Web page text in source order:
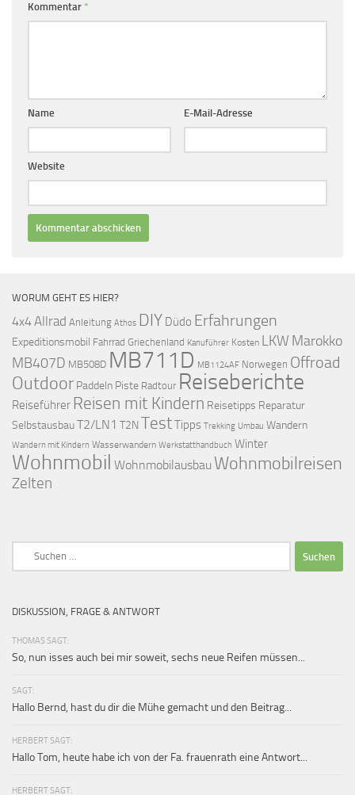
Kommentar *
Name E-Mail-Adresse
Website
WORUM GEHT ES HIER?
4x4Allrad Anleitung Athos DIY Düdo Erfahrungen
Expeditionsmobil Fahrrad Griechenland Kanuführer Kosten LKW Marokko
MB407D MB508D MB711D MB1124AF Norwegen Offroad
Outdoor Paddeln Piste Radtour Reiseberichte
Reiseführer Reisen mit Kindern Reisetipps Reparatur
SelbstausbauT2/LN1 T2N TestTipps Trekking Umbau Wandern
Wandern mit Kindern Wasserwandern Werkstatthandbuch Winter
Wohnmobil Wohnmobilausbau Wohnmobilreisen
Zelten
Suchen
nach:
DISKUSSION, FRAGE & ANTWORT
THOMAS SAGT:
So, nun isses auch bei mir soweit, sechs neue Reifen müssen...
SAGT:
Hallo Bernd, hast du dir die Mühe gemacht und den Beitrag...
HERBERT SAGT:
Hallo Tom, heute habe ich von der Fa. frauenrath eine Antwort...
HERBERT SAGT: